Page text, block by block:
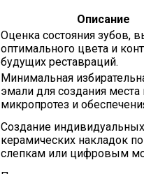
Описание
Оценка состояния зубов,
оптимального цвета и
будущих реставраций.
Минимальная
эмали для создания места
микропротез и
Создание индивидуальных
керамических накладок
слепкам или цифровым